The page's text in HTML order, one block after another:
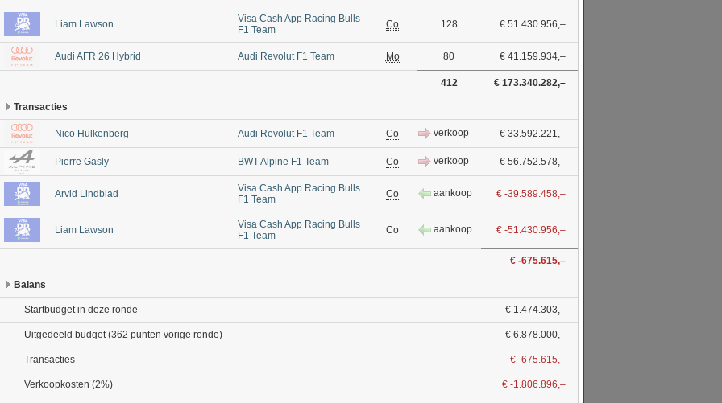
Liam Lawson
Visa Cash App Racing Bulls
F1 Team
Co 128 € 51.430.956,–
Audi AFR 26 Hybrid Audi Revolut F1 Team Mo 80 € 41.159.934,–
412 € 173.340.282,–
Transacties
Nico Hülkenberg Audi Revolut F1 Team Co verkoop € 33.592.221,–
Pierre Gasly BWT Alpine F1 Team Co verkoop € 56.752.578,–
Arvid Lindblad
Visa Cash App Racing Bulls
F1 Team
Co aankoop € -39.589.458,–
Liam Lawson
Visa Cash App Racing Bulls
F1 Team
Co aankoop € -51.430.956,–
€ -675.615,–
Balans
Startbudget in deze ronde € 1.474.303,–
Uitgedeeld budget (362 punten vorige ronde) € 6.878.000,–
Transacties € -675.615,–
Verkoopkosten (2%) € -1.806.896,–